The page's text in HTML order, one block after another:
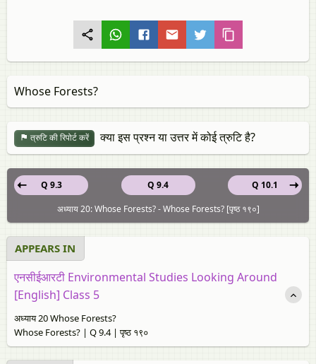
Whose Forests?
त्रुटि की रिपोर्ट करें क्या इस प्रश्न या उत्तर में कोई त्रुटि है?
Q 9.4
Q 9.3
Q 10.1
अध्याय 20: Whose Forests? - Whose Forests? [पृष्ठ १९०]
APPEARS IN
एनसीईआरटी Environmental Studies Looking Around
[English] Class 5
अध्याय 20 Whose Forests?
Whose Forests? | Q 9.4 | पृष्ठ १९०